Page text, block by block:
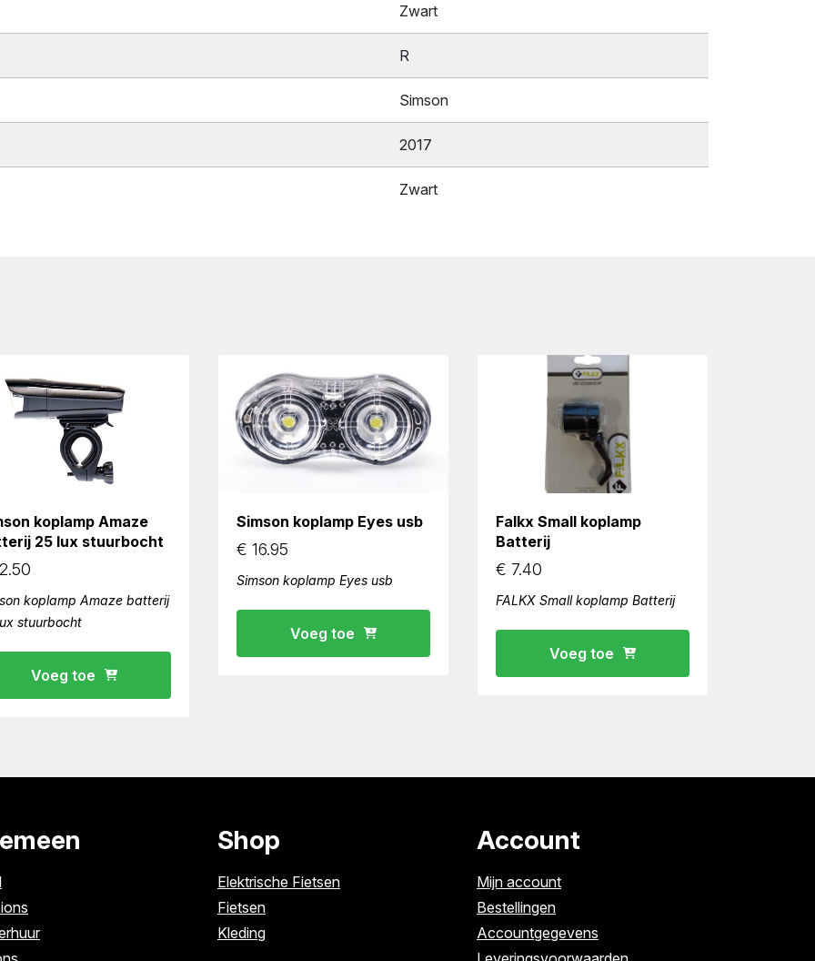
Zwart
R
Simson
2017
Zwart
koplamp Amaze
25 lux stuurbocht
koplamp Amaze batterij
stuurbocht
Voeg toe
Simson koplamp Eyes usb
€ 16.95
Simson koplamp Eyes usb
Voeg toe
Falkx Small koplamp
Batterij
€ 7.40
FALKX Small koplamp Batterij
Voeg toe
Shop
Elektrische Fietsen
Fietsen
Kleding
Account
Mijn account
Bestellingen
Accountgegevens